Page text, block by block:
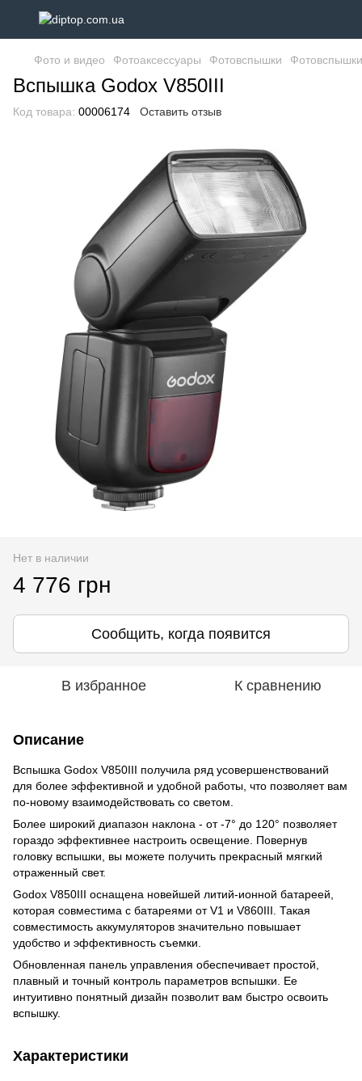
Фото и видео Фотоаксессуары Фотовспышки
Вспышка Godox V850III
Код товара: 00006174 Оставить отзыв
Нет в наличии
4 776 грн
Сообщить, когда появится
В избранное К сравнению
Описание
Вспышка Godox V850III получила ряд усовершенствований
для более эффективной и удобной работы, что позволяет вам
по-новому взаимодействовать со светом.
Более широкий диапазон наклона - от -7° до 120° позволяет
гораздо эффективнее настроить освещение. Повернув
головку вспышки, вы можете получить прекрасный мягкий
отраженный свет.
Godox V850III оснащена новейшей литий-ионной батареей,
которая совместима с батареями от V1 и V860III. Такая
совместимость аккумуляторов значительно повышает
удобство и эффективность съемки.
Обновленная панель управления обеспечивает простой,
плавный и точный контроль параметров вспышки. Ее
интуитивно понятный дизайн позволит вам быстро освоить
вспышку.
Характеристики